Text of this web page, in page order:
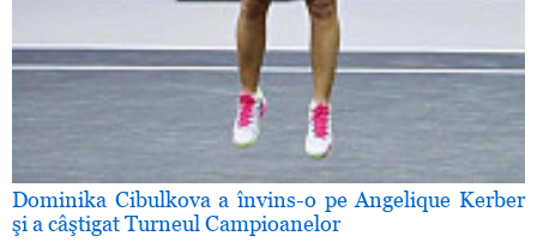
Dominika Cibulkova a învins-o pe Angelique Kerber
şi a câştigat Turneul Campioanelor